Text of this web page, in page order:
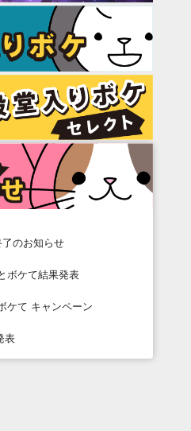
のお知らせ
ボケて結果発表
ケて キャンペーン
表